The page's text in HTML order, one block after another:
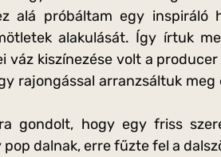
alá próbáltam egy inspiráló
alakulását. Így írtuk
kiszínezése volt a producer
rajongással arranzsáltuk meg
gondolt, hogy egy friss
dalnak, erre fűzte fel a